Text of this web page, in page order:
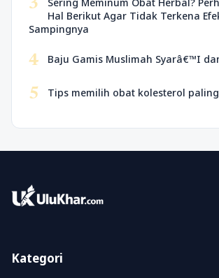
3
Hal Berikut Agar Tidak Terkena
Sampingnya
4 Baju Gamis Muslimah Syarâ€™I
5 Tips memilih obat kolesterol
Kategori